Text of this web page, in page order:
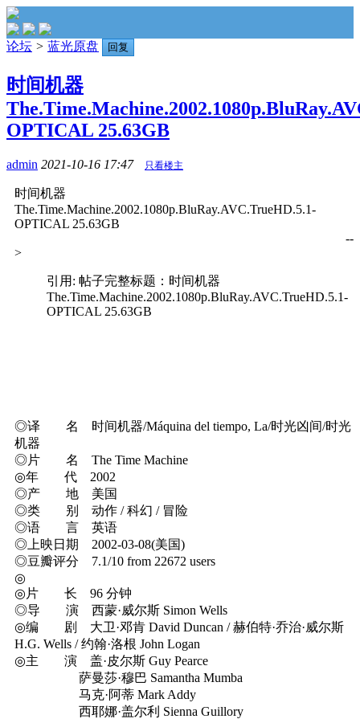
论坛 > 蓝光原盘 回复
时间机器
OPTICAL 25.63GB
admin 2021-10-16 17:47 只看楼主
时间机器
The.Time.Machine.2002.1080p.BluRay.AVC.TrueHD.5.1-
OPTICAL 25.63GB
--
>
引用: 帖子完整标题：时间机器
The.Time.Machine.2002.1080p.BluRay.AVC.TrueHD.5.1-
OPTICAL 25.63GB
◎译 名 时间机器/Máquina del tiempo, La/时光凶间/时光
机器
◎片 名 The Time Machine
◎年 代 2002
◎产 地 美国
◎类 别 动作 / 科幻 / 冒险
◎语 言 英语
◎上映日期 2002-03-08(美国)
◎豆瓣评分 7.1/10 from 22672 users
◎
◎片 长 96 分钟
◎导 演 西蒙·威尔斯 Simon Wells
◎编 剧 大卫·邓肯 David Duncan / 赫伯特·乔治·威尔斯
H.G. Wells / 约翰·洛根 John Logan
◎主 演 盖·皮尔斯 Guy Pearce
萨曼莎·穆巴 Samantha Mumba
马克·阿蒂 Mark Addy
西耶娜·盖尔利 Sienna Guillory